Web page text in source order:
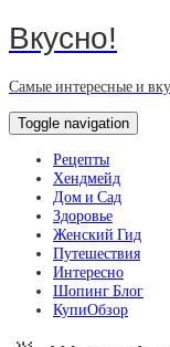
Вкусно!
Самые интересные и
Toggle navigation
Рецепты
Хендмейд
Дом и Сад
Здоровье
Женский Гид
Путешествия
Интересно
Шопинг Блог
КупиОбзор